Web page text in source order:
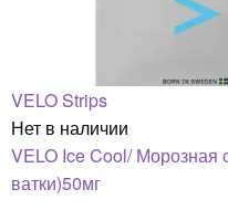
VELO Strips
Нет в наличии
VELO Ice Cool/ Морозная
ватки)50мг